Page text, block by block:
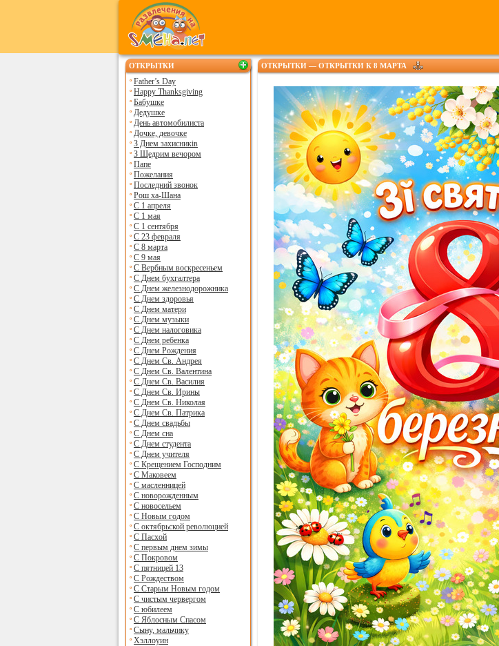
ОТКРЫТКИ
Father’s Day
Happy Thanksgiving
Бабушке
Дедушке
День автомобилиста
Дочке, девочке
З Днем захисників
З Щедрим вечором
Папе
Пожелания
Последний звонок
Рош ха-Шана
С 1 апреля
С 1 мая
С 1 сентября
С 23 февраля
С 8 марта
С 9 мая
С Вербным воскресеньем
С Днем бухгалтера
С Днем железнодорожника
С Днем здоровья
С Днем матери
С Днем музыки
С Днем налоговика
С Днем ребенка
С Днем Рождения
С Днем Св. Андрея
С Днем Св. Валентина
С Днем Св. Василия
С Днем Св. Ирины
С Днем Св. Николая
С Днем Св. Патрика
С Днем свадьбы
С Днем сна
С Днем студента
С Днем учителя
С Крещением Господним
С Маковеем
С масленницей
С новорожденным
С новосельем
С Новым годом
С октябрьской революцией
С Пасхой
С первым днем зимы
С Покровом
С пятницей 13
С Рождеством
С Старым Новым годом
С чистым червергом
С юбилеем
С Яблосным Спасом
Сыну, мальчику
Хэллоуин
ОТКРЫТКИ — ОТКРЫТКИ К 8 МАРТА